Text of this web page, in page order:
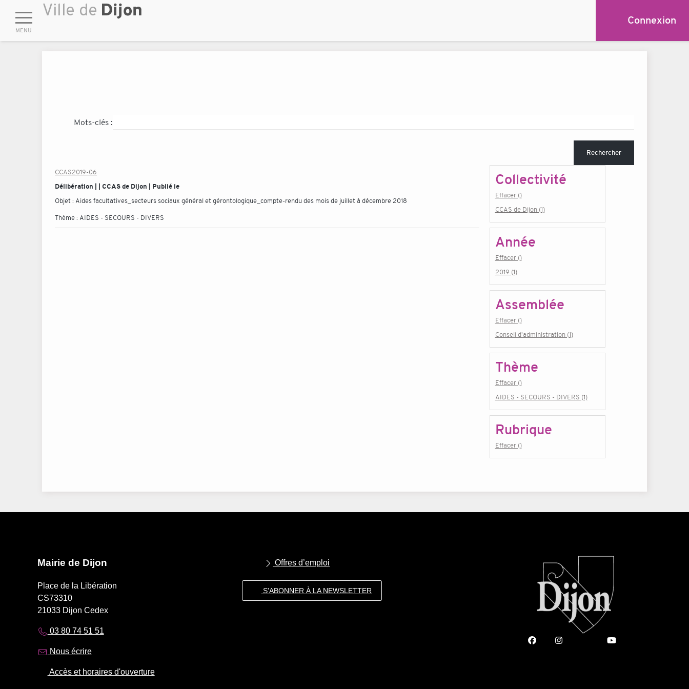
Connexion
Mots-clés :
Rechercher
CCAS2019-06
Délibération | | CCAS de Dijon | Publié le
Objet : Aides facultatives_secteurs sociaux général et gérontologique_compte-rendu des mois de juillet à décembre 2018
Thème : AIDES - SECOURS - DIVERS
Collectivité
Effacer ()
CCAS de Dijon (1)
Année
Effacer ()
2019 (1)
Assemblée
Effacer ()
Conseil d'administration (1)
Thème
Effacer ()
AIDES - SECOURS - DIVERS (1)
Rubrique
Effacer ()
Mairie de Dijon
Place de la Libération
CS73310
21033 Dijon Cedex
03 80 74 51 51
Nous écrire
Accès et horaires d'ouverture
Offres d’emploi
S'ABONNER À LA NEWSLETTER